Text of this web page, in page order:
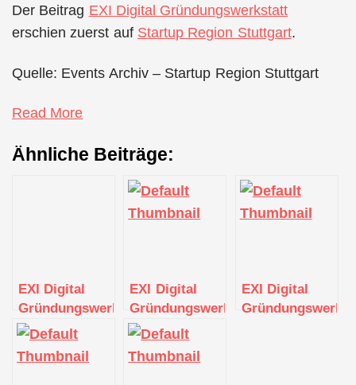
Der Beitrag EXI Digital Gründungswerkstatt
erschien zuerst auf Startup Region Stuttgart.
Quelle: Events Archiv – Startup Region Stuttgart
Read More
Ähnliche Beiträge:
EXI Digital
Gründungswerkstatt
EXI Digital
Gründungswerkstatt
EXI Digital